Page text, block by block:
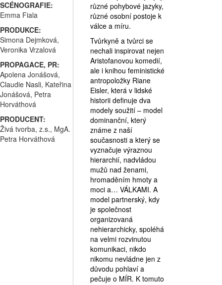
SCÉNOGRAFIE:
Emma Fiala
PRODUKCE:
Simona Dejmková,
Veronika Vrzalová
PROPAGACE, PR:
Apolena Jonášová,
Claudie Nasli, Kateřina
Jonášová, Petra
Horváthová
PRODUCENT:
Živá tvorba, z.s., MgA.
Petra Horváthová
různé pohybové jazyky,
různé osobní postoje k
válce a míru.
Tvůrkyně a tvůrci se
nechali inspirovat nejen
Aristofanovou komedií,
ale i knihou feministické
antropoložky Riane
Eisler, která v lidské
historii definuje dva
modely soužití – model
dominanční, který
známe z naší
současnosti a který se
vyznačuje výraznou
hierarchií, nadvládou
mužů nad ženami,
hromaděním hmoty a
moci a… VÁLKAMI. A
model partnerský, kdy
je společnost
organizovaná
nehierarchicky, spoléhá
na velmi rozvinutou
komunikaci, nikdo
nikomu nevládne jen z
důvodu pohlaví a
pečuje o MÍR. K tomuto